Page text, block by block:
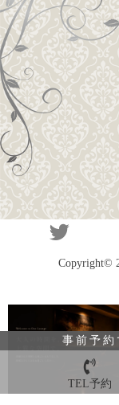
Copyright©
事前予約
TEL予約